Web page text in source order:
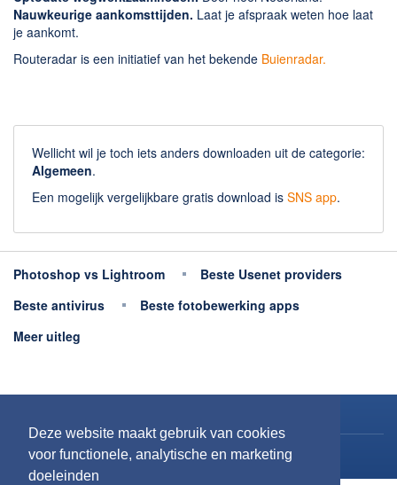
Deze website maakt gebruik van cookies
voor functionele, analytische en marketing
doeleinden
Nauwkeurige aankomsttijden. Laat je afspraak weten hoe laat
je aankomt.
Routeradar is een initiatief van het bekende Buienradar.
Wellicht wil je toch iets anders downloaden uit de categorie:
Algemeen.
Een mogelijk vergelijkbare gratis download is SNS app.
Photoshop vs Lightroom
Beste Usenet providers
Beste antivirus
Beste fotobewerking apps
Meer uitleg
Contact opnemen